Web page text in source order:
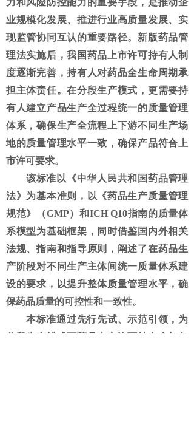
力和风险防控能力的重要手段，是推动企
业规模化发展、推进行业高质量发展、实
现监管协同互认的重要路径。新版药品管
理法实施后，我国药品上市许可持有人制
度逐渐完善，持有人对药品全生命周期承
担主体责任。在分段生产模式，更需要持
有人建立产品生产全过程统一的质量管理
体系，确保生产全流程上下游不同生产场
地的质量管理水平一致，确保产品符合上
市许可要求。
该标准以《中华人民共和国药品管理
法》为基本准则，以《药品生产质量管理
规范》（GMP）和ICH Q10指南的质量体
系模型为基础框架，同时借鉴国内外相关
法规、指南和指导原则，阐述了在药品生
产阶段对不同生产主体间统一质量体系建
设的要求，以提升整体质量管理水平，确
保药品质量的可控性和一致性。
本标准通过先行先试、示范引领，为
分段生产模式下药品上市许可持有人与各